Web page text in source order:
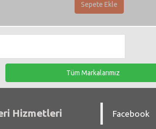
Sepete Ekle
Tüm Markalarımız
Hizmetleri Facebook